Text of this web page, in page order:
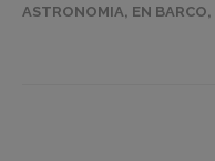
ASTRONOMIA, EN BARCO,